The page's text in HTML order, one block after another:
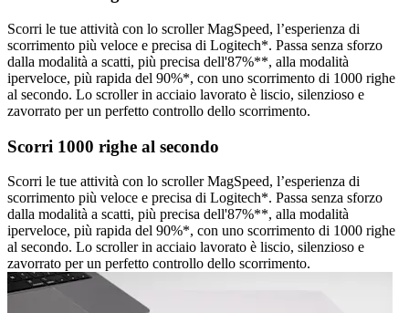
Scorri le tue attività con lo scroller MagSpeed, l’esperienza di
scorrimento più veloce e precisa di Logitech*. Passa senza sforzo
dalla modalità a scatti, più precisa dell'87%**, alla modalità
iperveloce, più rapida del 90%*, con uno scorrimento di 1000 righe
al secondo. Lo scroller in acciaio lavorato è liscio, silenzioso e
zavorrato per un perfetto controllo dello scorrimento.
Scorri 1000 righe al secondo
Scorri le tue attività con lo scroller MagSpeed, l’esperienza di
scorrimento più veloce e precisa di Logitech*. Passa senza sforzo
dalla modalità a scatti, più precisa dell'87%**, alla modalità
iperveloce, più rapida del 90%*, con uno scorrimento di 1000 righe
al secondo. Lo scroller in acciaio lavorato è liscio, silenzioso e
zavorrato per un perfetto controllo dello scorrimento.